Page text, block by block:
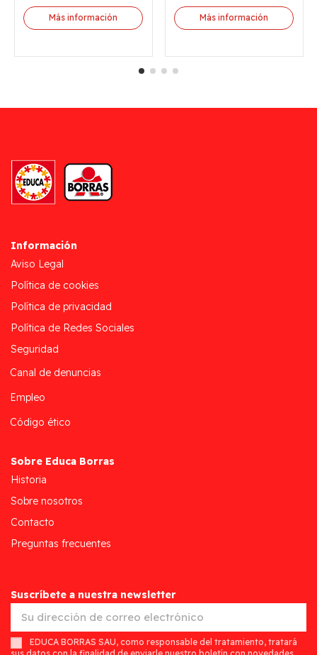
Más información Más información
Información
Aviso Legal
Política de cookies
Política de privacidad
Política de Redes Sociales
Seguridad
Canal de denuncias
Empleo
Código ético
Sobre Educa Borras
Historia
Sobre nosotros
Contacto
Preguntas frecuentes
Suscríbete a nuestra newsletter
EDUCA BORRAS SAU, como responsable del tratamiento, tratará